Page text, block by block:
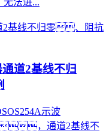
法进...
道2基线不归
示波
，通道2基线不